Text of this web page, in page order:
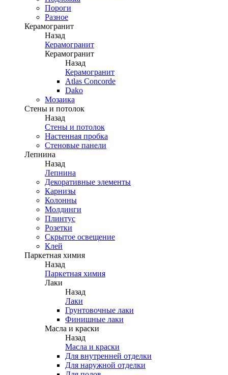
Пороги
Разное
Керамогранит
Назад
Керамогранит
Керамогранит
Назад
Керамогранит
Atlas Concorde
Dako
Мозаика
Стены и потолок
Назад
Стены и потолок
Настенная пробка
Стеновые панели
Лепнина
Назад
Лепнина
Декоративные элементы
Карнизы
Колонны
Молдинги
Плинтус
Розетки
Скрытое освещение
Клей
Паркетная химия
Назад
Паркетная химия
Лаки
Назад
Лаки
Грунтовочные лаки
Финишные лаки
Масла и краски
Назад
Масла и краски
Для внутренней отделки
Для наружной отделки